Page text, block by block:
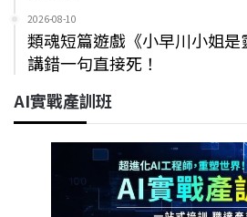
2026-08-10
類魂短篇遊戲《小早川小姐
講錯一句直接死！
AI實戰產訓班